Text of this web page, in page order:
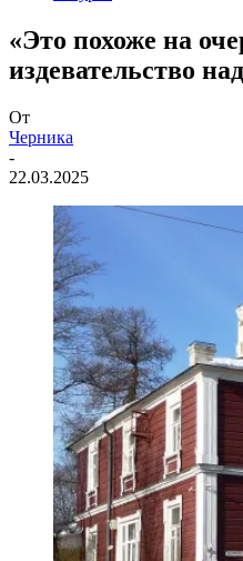
«Это похоже на
издевательство
От
Черника
-
22.03.2025